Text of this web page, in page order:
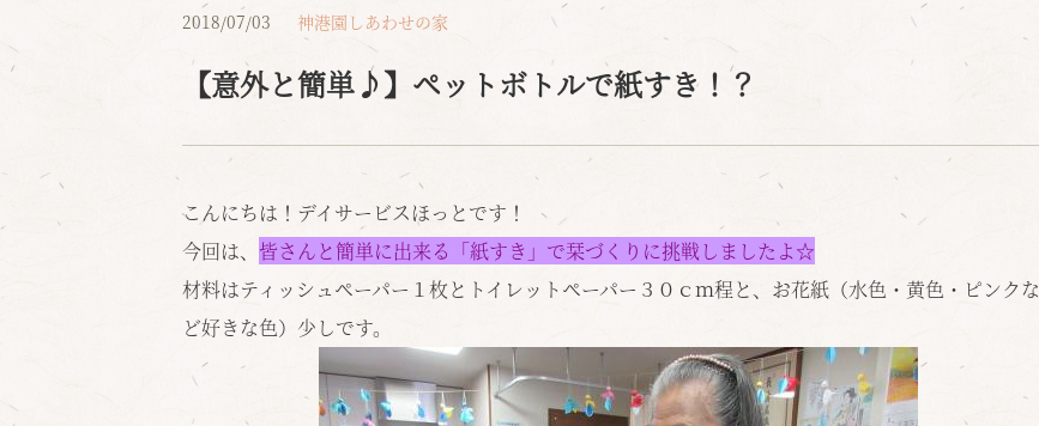
2018/07/03 神港園しあわせの家
【意外と簡単♪】ペットボトルで紙すき！？
こんにちは！デイサービスほっとです！
今回は、 皆さんと簡単に出来る「紙すき」で栞づくりに挑戦しましたよ☆
材料はティッシュペーパー１枚とトイレットペーパー３０ｃｍ程と、お花紙（水色・黄色・ピンクな
ど好きな色）少しです。